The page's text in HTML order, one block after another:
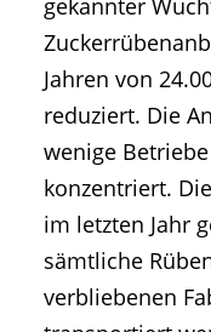
gekannter
Jahren von
reduziert. Die
wenige
konzentriert.
im letzten Jahr
sämtliche
verbliebenen